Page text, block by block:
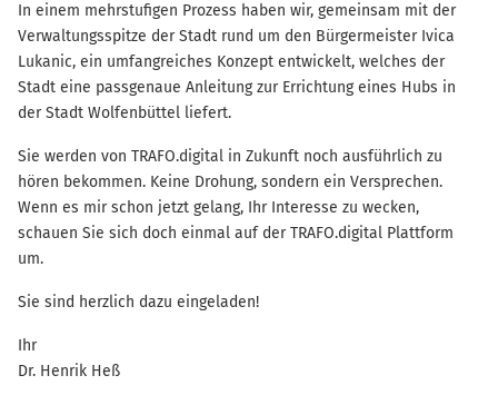
In einem mehrstufigen Prozess haben wir, gemeinsam mit der
Verwaltungsspitze der Stadt rund um den Bürgermeister Ivica
Lukanic, ein umfangreiches Konzept entwickelt, welches der
Stadt eine passgenaue Anleitung zur Errichtung eines Hubs in
der Stadt Wolfenbüttel liefert.
Sie werden von TRAFO.digital in Zukunft noch ausführlich zu
hören bekommen. Keine Drohung, sondern ein Versprechen.
Wenn es mir schon jetzt gelang, Ihr Interesse zu wecken,
schauen Sie sich doch einmal auf der TRAFO.digital Plattform
um.
Sie sind herzlich dazu eingeladen!
Ihr
Dr. Henrik Heß